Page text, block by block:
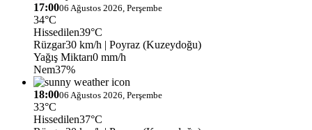
17:0006 Ağustos 2026, Perşembe
34°C
Hissedilen39°C
Rüzgar30 km/h | Poyraz (Kuzeydoğu)
Yağış Miktarı0 mm/h
Nem37%
18:0006 Ağustos 2026, Perşembe
33°C
Hissedilen37°C